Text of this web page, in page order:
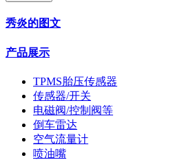
秀炎的图文
产品展示
TPMS胎压传感器
传感器/开关
电磁阀/控制阀等
倒车雷达
空气流量计
喷油嘴